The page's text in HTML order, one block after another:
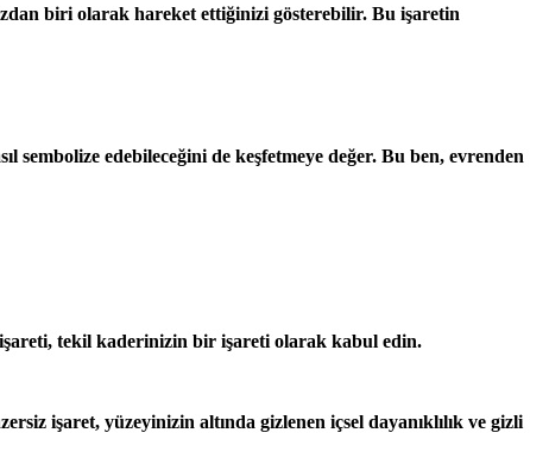
biri olarak hareket ettiğinizi gösterebilir. Bu işaretin
edebileceğini de keşfetmeye değer. Bu ben, evrenden
tekil kaderinizin bir işareti olarak kabul edin.
işaret, yüzeyinizin altında gizlenen içsel dayanıklılık ve gizli